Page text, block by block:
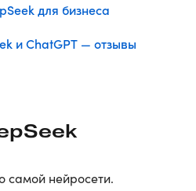
для бизнеса
и ChatGPT — отзывы
самой нейросети.